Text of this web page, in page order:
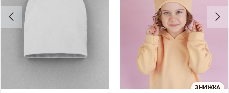
ЗНИЖКА